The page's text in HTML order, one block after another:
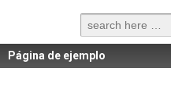
Search
for:
Página de ejemplo